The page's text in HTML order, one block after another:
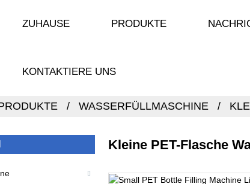
ZUHAUSE PRODUKTE
KONTAKTIERE UNS
WASSERFÜLLMASCHINE
Kleine PET-Flasche